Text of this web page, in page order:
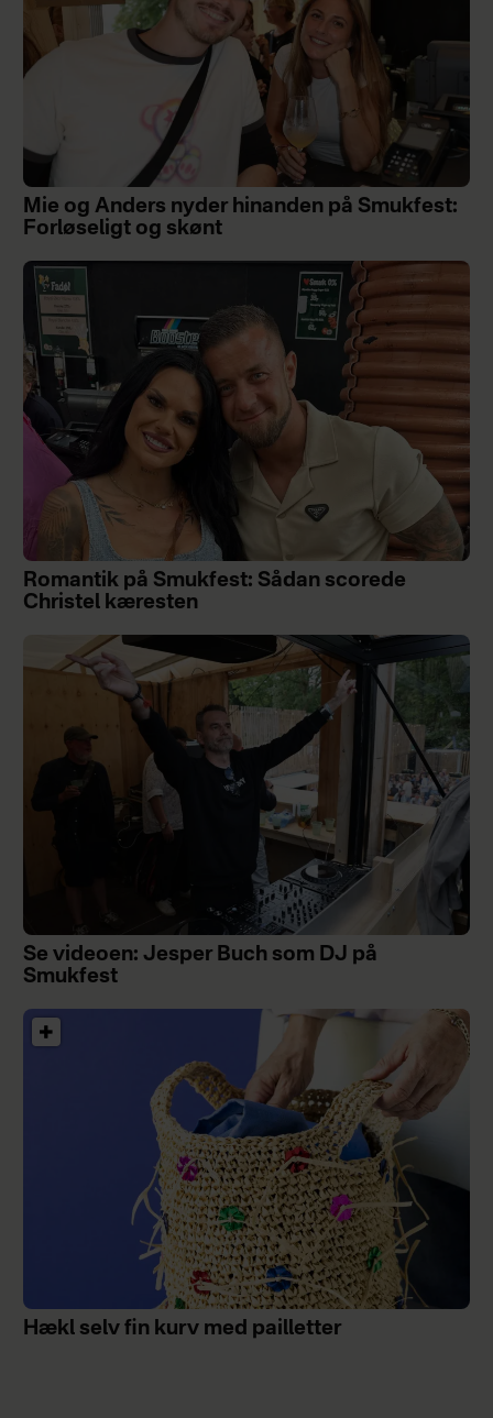
Mie og Anders nyder hinanden på Smukfest:
Forløseligt og skønt
Romantik på Smukfest: Sådan scorede
Christel kæresten
Se videoen: Jesper Buch som DJ på
Smukfest
Hækl selv fin kurv med pailletter